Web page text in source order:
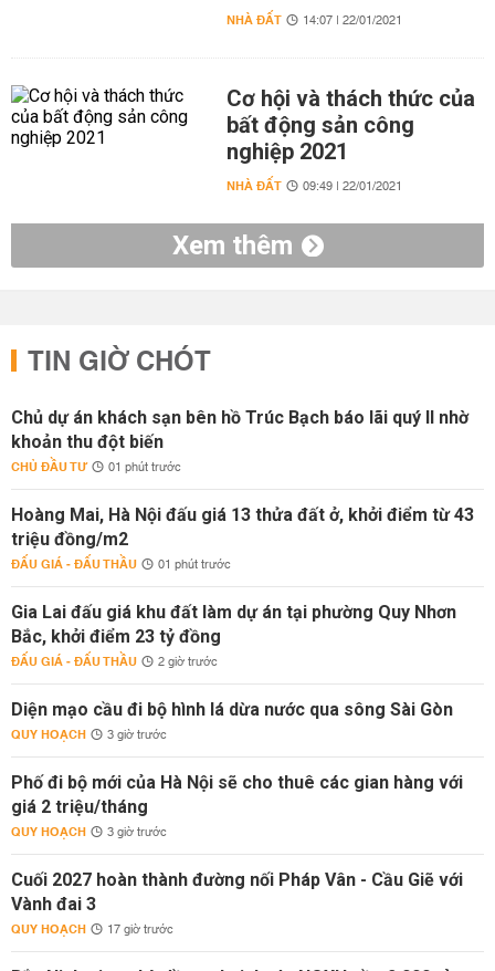
NHÀ ĐẤT 14:07 | 22/01/2021
Cơ hội và thách thức của
bất động sản công
nghiệp 2021
NHÀ ĐẤT 09:49 | 22/01/2021
Xem thêm
TIN GIỜ CHÓT
Chủ dự án khách sạn bên hồ Trúc Bạch báo lãi quý II nhờ
khoản thu đột biến
CHỦ ĐẦU TƯ 01 phút trước
Hoàng Mai, Hà Nội đấu giá 13 thửa đất ở, khởi điểm từ 43
triệu đồng/m2
ĐẤU GIÁ - ĐẤU THẦU 01 phút trước
Gia Lai đấu giá khu đất làm dự án tại phường Quy Nhơn
Bắc, khởi điểm 23 tỷ đồng
ĐẤU GIÁ - ĐẤU THẦU 2 giờ trước
Diện mạo cầu đi bộ hình lá dừa nước qua sông Sài Gòn
QUY HOẠCH 3 giờ trước
Phố đi bộ mới của Hà Nội sẽ cho thuê các gian hàng với
giá 2 triệu/tháng
QUY HOẠCH 3 giờ trước
Cuối 2027 hoàn thành đường nối Pháp Vân - Cầu Giẽ với
Vành đai 3
QUY HOẠCH 17 giờ trước